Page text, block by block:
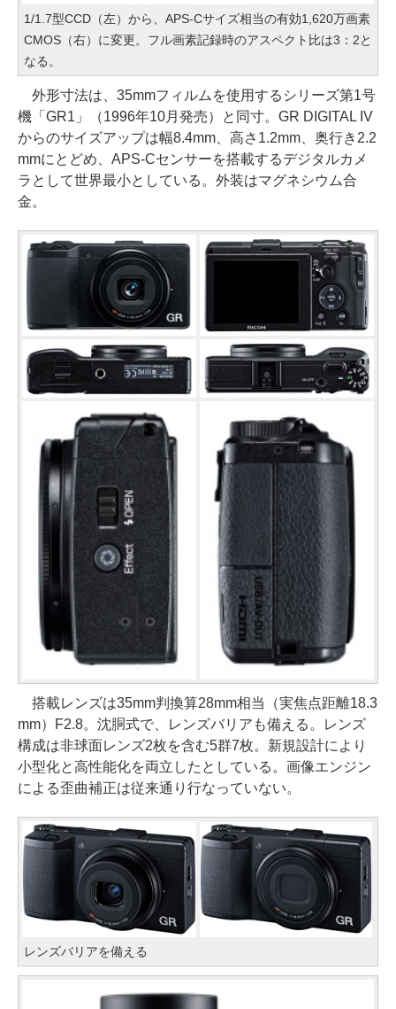
1/1.7型CCD（左）から、APS-Cサイズ相当の有効1,620万画素
CMOS（右）に変更。フル画素記録時のアスペクト比は3：2と
なる。
外形寸法は、35mmフィルムを使用するシリーズ第1号
機「GR1」（1996年10月発売）と同寸。GR DIGITAL IV
からのサイズアップは幅8.4mm、高さ1.2mm、奥行き2.2
mmにとどめ、APS-Cセンサーを搭載するデジタルカメ
ラとして世界最小としている。外装はマグネシウム合
金。
搭載レンズは35mm判換算28mm相当（実焦点距離18.3
mm）F2.8。沈胴式で、レンズバリアも備える。レンズ
構成は非球面レンズ2枚を含む5群7枚。新規設計により
小型化と高性能化を両立したとしている。画像エンジン
による歪曲補正は従来通り行なっていない。
レンズバリアを備える